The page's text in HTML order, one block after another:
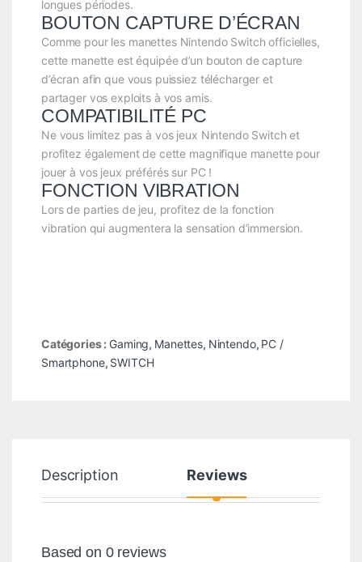
longues périodes.
BOUTON CAPTURE D’ÉCRAN
Comme pour les manettes Nintendo Switch officielles,
cette manette est équipée d’un bouton de capture
d’écran afin que vous puissiez télécharger et
partager vos exploits à vos amis.
COMPATIBILITÉ PC
Ne vous limitez pas à vos jeux Nintendo Switch et
profitez également de cette magnifique manette pour
jouer à vos jeux préférés sur PC !
FONCTION VIBRATION
Lors de parties de jeu, profitez de la fonction
vibration qui augmentera la sensation d’immersion.
Catégories : Gaming, Manettes, Nintendo, PC /
Smartphone, SWITCH
Description Reviews
Based on 0 reviews